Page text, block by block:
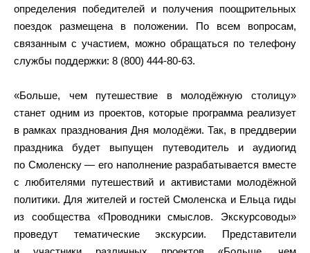
определения победителей и получения поощрительных
поездок размещена в положении. По всем вопросам,
связанным с участием, можно обращаться по телефону
службы поддержки: 8 (800) 444-80-63.
«Больше, чем путешествие в молодёжную столицу»
станет одним из проектов, которые программа реализует
в рамках празднования Дня молодёжи. Так, в преддверии
праздника будет выпущен путеводитель и аудиогид
по Смоленску — его наполнение разрабатывается вместе
с любителями путешествий и активистами молодёжной
политики. Для жителей и гостей Смоленска и Ельца гиды
из сообщества «Проводники смыслов. Экскурсоводы»
проведут тематические экскурсии. Представители